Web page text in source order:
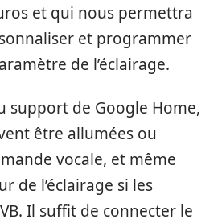
et qui nous permettra
et programmer
de l’éclairage.
support de Google Home,
être allumées ou
vocale, et même
de l’éclairage si les
Il suffit de connecter le